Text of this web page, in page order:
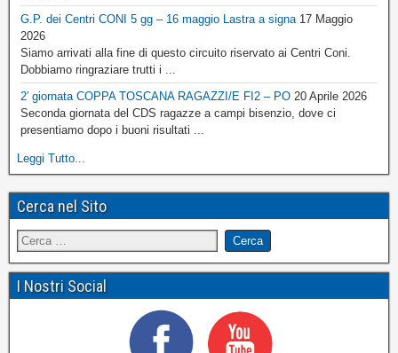
G.P. dei Centri CONI 5 gg – 16 maggio Lastra a signa17 Maggio
2026
Siamo arrivati alla fine di questo circuito riservato ai Centri Coni.
Dobbiamo ringraziare trutti i ...
2′ giornata COPPA TOSCANA RAGAZZI/E FI2 – PO 20 Aprile 2026
Seconda giornata del CDS ragazze a campi bisenzio, dove ci
presentiamo dopo i buoni risultati ...
Leggi Tutto...
Cerca nel Sito
I Nostri Social